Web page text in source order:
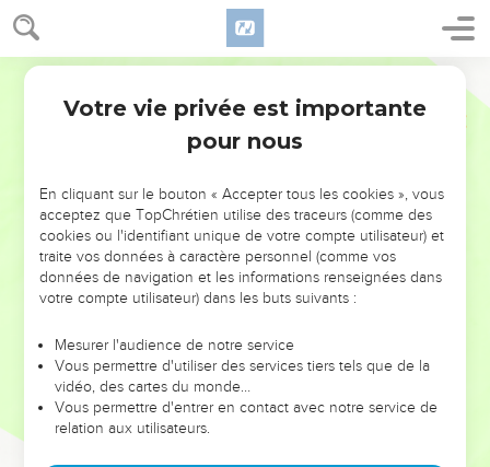
NE MANQUEZ PAS L’ÉVÉNEMENT
DE L’ANNÉE !
ET SI LEURS ERREURS POUVAIENT VOUS ÉVITER LES
VOTRES ?
leur foi ou leur vision. Mais on voit moins les doutes, les erreurs
et les saisons difficiles qu'ils ont traversés, alors même que ce
sont elles qui les ont façonnés.
Dans cette conférence, leaders, entrepreneurs, et responsables
Votre vie privée est importante
pour nous
En cliquant sur le bouton « Accepter tous les cookies », vous
acceptez que TopChrétien utilise des traceurs (comme des
cookies ou l'identifiant unique de votre compte utilisateur) et
traite vos données à caractère personnel (comme vos
données de navigation et les informations renseignées dans
votre compte utilisateur) dans les buts suivants :
Mesurer l'audience de notre service
Vous permettre d'utiliser des services tiers tels que de la
vidéo, des cartes du monde…
Vous permettre d'entrer en contact avec notre service de
relation aux utilisateurs.